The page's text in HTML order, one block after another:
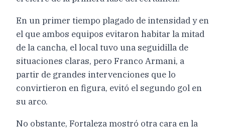
En un primer tiempo plagado de intensidad y en
el que ambos equipos evitaron habitar la mitad
de la cancha, el local tuvo una seguidilla de
situaciones claras, pero Franco Armani, a
partir de grandes intervenciones que lo
convirtieron en figura, evitó el segundo gol en
su arco.
No obstante, Fortaleza mostró otra cara en la